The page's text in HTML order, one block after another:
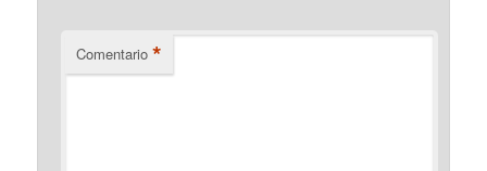
Comentario *